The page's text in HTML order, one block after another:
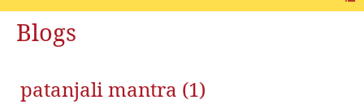
Blogs
patanjali mantra (1)